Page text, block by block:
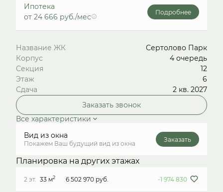
Ипотека
от 24 666 руб./мес
Подробнее
Название ЖК
Сертолово Парк
Корпус
4 очередь
Секция
12
Этаж
6
Сдача
2 кв. 2027
Заказать звонок
Все характеристики
Вид из окна
Покажем Ваш будущий вид из окна
Заказать
Планировка на других этажах
2 эт. 33 м2 6 502 970 руб. -1 974 830